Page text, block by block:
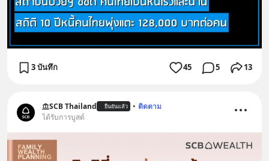
3 บันทึก 45 5 13
SCB Thailand ยืนยันแล้ว • ติดตาม
ได้รับการบูสต์